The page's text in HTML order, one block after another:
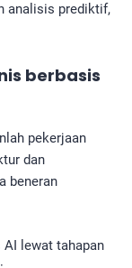
analisis prediktif,
berbasis
pekerjaan
dan
beneran
lewat tahapan